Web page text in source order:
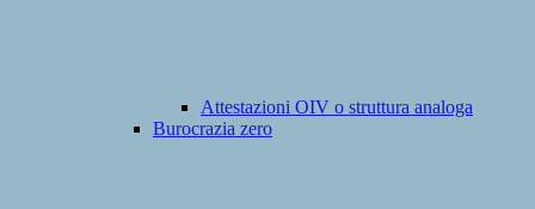
Attestazioni OIV o struttura analoga
Burocrazia zero